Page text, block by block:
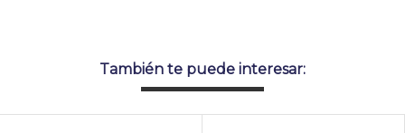
También te puede interesar: